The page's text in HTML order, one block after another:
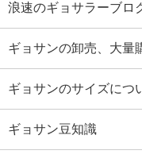
浪速のギョサラーブロ
ギョサンの卸売、大量
ギョサンのサイズにつ
ギョサン豆知識